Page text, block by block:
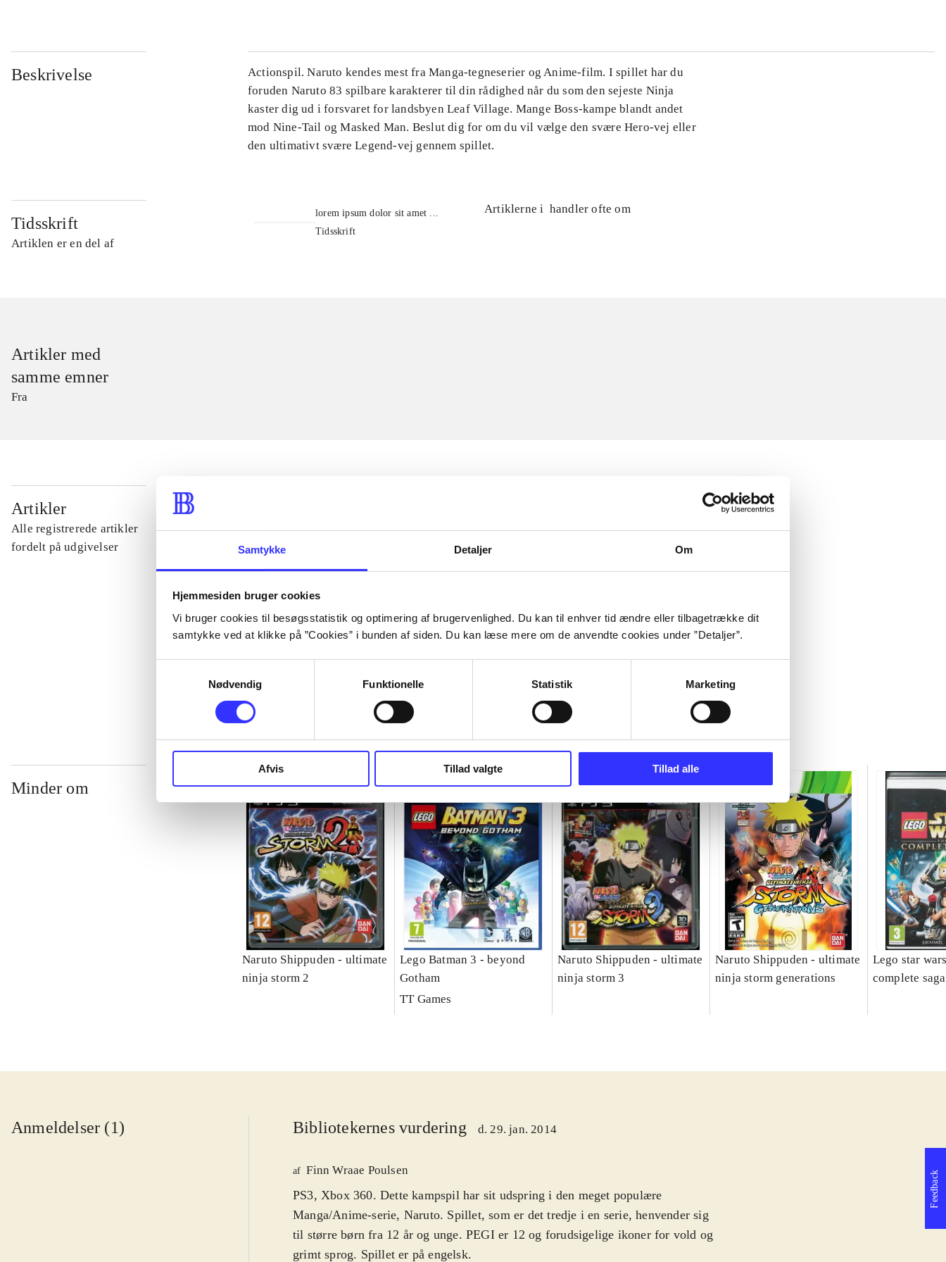
Samtykke Detaljer Om
Hjemmesiden bruger cookies
Vi bruger cookies til besøgsstatistik og optimering af brugervenlighed. Du kan til enhver tid ændre eller tilbagetrække dit
samtykke ved at klikke på ”Cookies” i bunden af siden. Du kan læse mere om de anvendte cookies under ”Detaljer”.
Nødvendig
Funktionelle Statistik Marketing
Afvis Tillad valgte Tillad alle
Beskrivelse
Actionspil. Naruto kendes mest fra Manga-tegneserier og Anime-film. I spillet har du
foruden Naruto 83 spilbare karakterer til din rådighed når du som den sejeste Ninja
kaster dig ud i forsvaret for landsbyen Leaf Village. Mange Boss-kampe blandt andet
mod Nine-Tail og Masked Man. Beslut dig for om du vil vælge den svære Hero-vej eller
den ultimativt svære Legend-vej gennem spillet.
Tidsskrift
Artiklen er en del af
lorem ipsum dolor sit amet ...
Tidsskrift
Artiklerne i handler ofte om
Artikler med
samme emner
Fra
Artikler
Alle registrerede artikler
fordelt på udgivelser
...
...
Minder om
Naruto Shippuden - ultimate
ninja storm 2
Lego Batman 3 - beyond
Gotham
TT Games
Naruto Shippuden - ultimate
ninja storm 3
Naruto Shippuden - ultimate
ninja storm generations
Lego star
complete saga
Anmeldelser (1) Bibliotekernes vurdering d. 29. jan. 2014
af Finn Wraae Poulsen
PS3, Xbox 360. Dette kampspil har sit udspring i den meget populære
Manga/Anime-serie, Naruto. Spillet, som er det tredje i en serie, henvender sig
til større børn fra 12 år og unge. PEGI er 12 og forudsigelige ikoner for vold og
grimt sprog. Spillet er på engelsk.
Feedback